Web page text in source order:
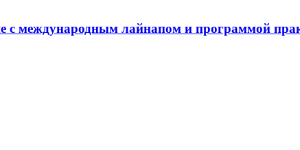
с международным лайнапом и программой